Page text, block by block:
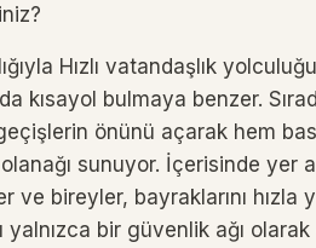
Hızlı vatandaşlık
kısayol bulmaya benzer.
önünü açarak hem
olanağı sunuyor. İçerisinde yer
ve bireyler, bayraklarını hızla
yalnızca bir güvenlik ağı